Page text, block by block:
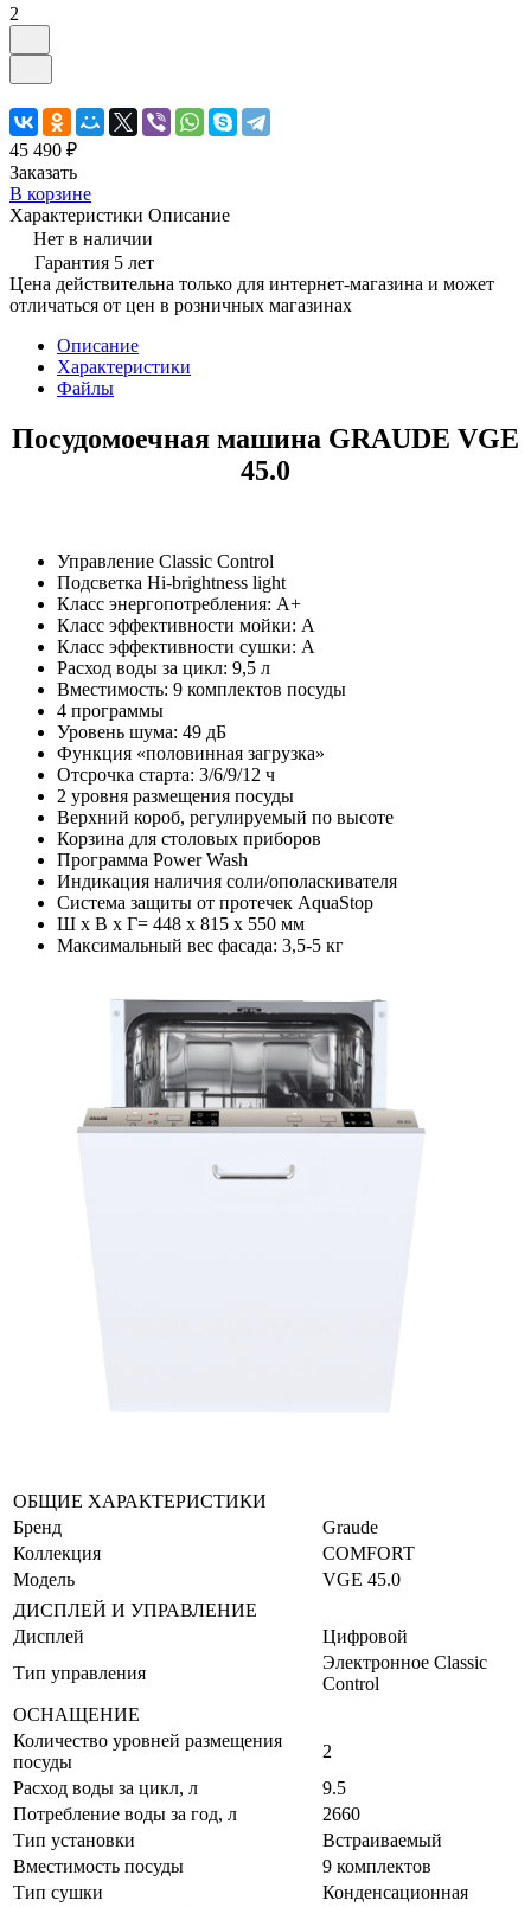
2
45 490 ₽
Заказать
В корзине
Характеристики Описание
Нет в наличии
Гарантия 5 лет
Цена действительна только для интернет-магазина и может
отличаться от цен в розничных магазинах
Описание
Характеристики
Файлы
Посудомоечная машина GRAUDE VGE
45.0
Управление Classic Control
Подсветка Hi-brightness light
Класс энергопотребления: A+
Класс эффективности мойки: A
Класс эффективности сушки: А
Расход воды за цикл: 9,5 л
Вместимость: 9 комплектов посуды
4 программы
Уровень шума: 49 дБ
Функция «половинная загрузка»
Отсрочка старта: 3/6/9/12 ч
2 уровня размещения посуды
Верхний короб, регулируемый по высоте
Корзина для столовых приборов
Программа Power Wash
Индикация наличия соли/ополаскивателя
Система защиты от протечек AquaStop
Ш х В х Г= 448 х 815 х 550 мм
Максимальный вес фасада: 3,5-5 кг
ОБЩИЕ ХАРАКТЕРИСТИКИ
Бренд
Graude
Коллекция
COMFORT
Модель
VGE 45.0
ДИСПЛЕЙ И УПРАВЛЕНИЕ
Дисплей
Цифровой
Тип управления
Электронное Classic
Control
ОСНАЩЕНИЕ
Количество уровней размещения
посуды
2
Расход воды за цикл, л
9.5
Потребление воды за год, л
2660
Тип установки
Встраиваемый
Вместимость посуды
9 комплектов
Тип сушки
Конденсационная